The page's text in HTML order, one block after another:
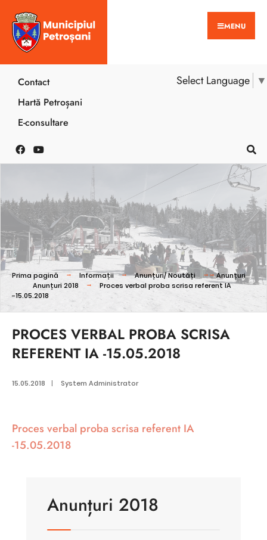
MENU
Select Language ▼
Contact
Hartă Petroșani
E-consultare
Prima pagină Informații Anunțuri/ Noutăți
Anunțuri
Anunțuri 2018
Proces verbal proba scrisa referent IA
-15.05.2018
PROCES VERBAL PROBA SCRISA
REFERENT IA -15.05.2018
15.05.2018 | System Administrator
Proces verbal proba scrisa referent IA
-15.05.2018
Anunțuri 2018